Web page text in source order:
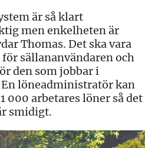
är så klart
men enkelheten är
Thomas. Det ska vara
sällananvändaren och
den som jobbar i
löneadministratör kan
000 arbetares löner så det
smidigt.